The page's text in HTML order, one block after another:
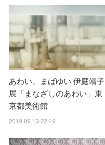
あわい、まばゆい 伊庭靖子
展「まなざしのあわい」東
京都美術館
2019.09.13 22:49